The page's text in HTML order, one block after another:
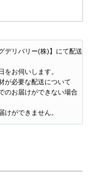
デリバリー(株)】にて配送
をお伺いします。
が必要な配送について
のお届けができない場合
けができません。